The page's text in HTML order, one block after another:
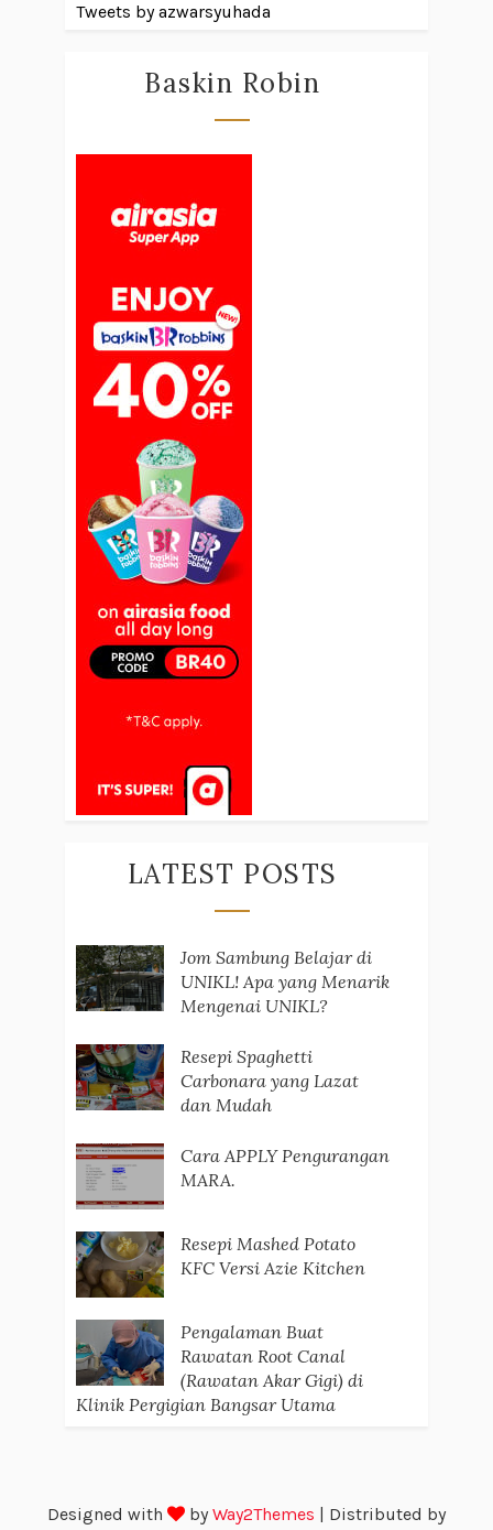
Tweets by azwarsyuhada
Baskin Robin
LATEST POSTS
Jom Sambung Belajar di
UNIKL! Apa yang Menarik
Mengenai UNIKL?
Resepi Spaghetti
Carbonara yang Lazat
dan Mudah
Cara APPLY Pengurangan
MARA.
Resepi Mashed Potato
KFC Versi Azie Kitchen
Pengalaman Buat
Rawatan Root Canal
(Rawatan Akar Gigi) di
Klinik Pergigian Bangsar Utama
Designed with byWay2Themes | Distributed by